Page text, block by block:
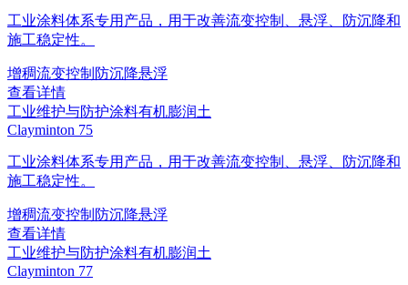
工业涂料体系专用产品，用于改善流变控制、悬浮、防沉降和
施工稳定性。
增稠流变控制 防沉降悬浮
查看详情
工业维护与防护涂料有机膨润土
Clayminton 75
工业涂料体系专用产品，用于改善流变控制、悬浮、防沉降和
施工稳定性。
增稠流变控制 防沉降悬浮
查看详情
工业维护与防护涂料有机膨润土
Clayminton 77